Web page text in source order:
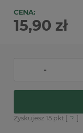
CENA:
15,90 zł
-
Zyskujesz 15 pkt [ ? ]